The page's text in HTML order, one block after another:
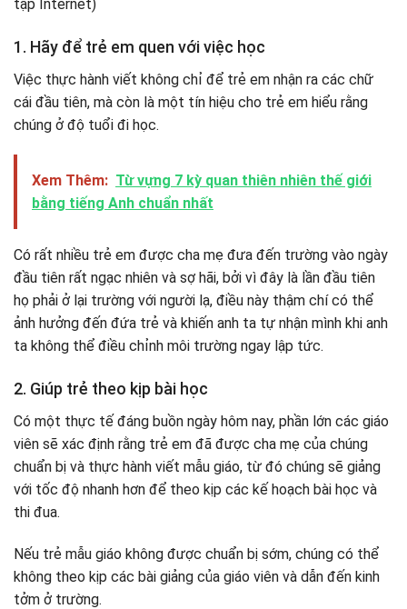
1. Hãy để trẻ em quen với việc học
Việc thực hành viết không chỉ để trẻ em nhận ra các chữ
cái đầu tiên, mà còn là một tín hiệu cho trẻ em hiểu rằng
chúng ở độ tuổi đi học.
Xem Thêm: Từ vựng 7 kỳ quan thiên nhiên thế giới
bằng tiếng Anh chuẩn nhất
Có rất nhiều trẻ em được cha mẹ đưa đến trường vào ngày
đầu tiên rất ngạc nhiên và sợ hãi, bởi vì đây là lần đầu tiên
họ phải ở lại trường với người lạ, điều này thậm chí có thể
ảnh hưởng đến đứa trẻ và khiến anh ta tự nhận mình khi anh
ta không thể điều chỉnh môi trường ngay lập tức.
2. Giúp trẻ theo kịp bài học
Có một thực tế đáng buồn ngày hôm nay, phần lớn các giáo
viên sẽ xác định rằng trẻ em đã được cha mẹ của chúng
chuẩn bị và thực hành viết mẫu giáo, từ đó chúng sẽ giảng
với tốc độ nhanh hơn để theo kịp các kế hoạch bài học và
thi đua.
Nếu trẻ mẫu giáo không được chuẩn bị sớm, chúng có thể
không theo kịp các bài giảng của giáo viên và dẫn đến kinh
tởm ở trường.